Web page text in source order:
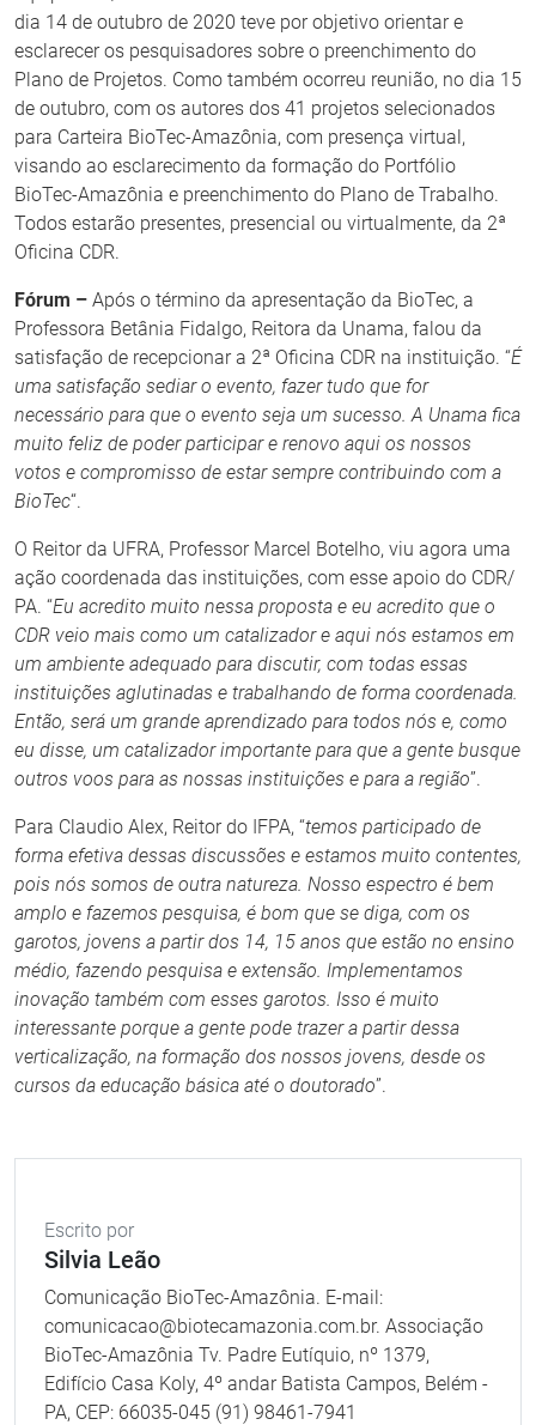
dia 14 de outubro de 2020 teve por objetivo orientar e
esclarecer os pesquisadores sobre o preenchimento do
Plano de Projetos. Como também ocorreu reunião, no dia 15
de outubro, com os autores dos 41 projetos selecionados
para Carteira BioTec-Amazônia, com presença virtual,
visando ao esclarecimento da formação do Portfólio
BioTec-Amazônia e preenchimento do Plano de Trabalho.
Todos estarão presentes, presencial ou virtualmente, da 2ª
Oficina CDR.
Fórum – Após o término da apresentação da BioTec, a
Professora Betânia Fidalgo, Reitora da Unama, falou da
satisfação de recepcionar a 2ª Oficina CDR na instituição. “É
uma satisfação sediar o evento, fazer tudo que for
necessário para que o evento seja um sucesso. A Unama fica
muito feliz de poder participar e renovo aqui os nossos
votos e compromisso de estar sempre contribuindo com a
BioTec“.
O Reitor da UFRA, Professor Marcel Botelho, viu agora uma
ação coordenada das instituições, com esse apoio do CDR/
PA. “Eu acredito muito nessa proposta e eu acredito que o
CDR veio mais como um catalizador e aqui nós estamos em
um ambiente adequado para discutir, com todas essas
instituições aglutinadas e trabalhando de forma coordenada.
Então, será um grande aprendizado para todos nós e, como
eu disse, um catalizador importante para que a gente busque
outros voos para as nossas instituições e para a região”.
Para Claudio Alex, Reitor do IFPA, “temos participado de
forma efetiva dessas discussões e estamos muito contentes,
pois nós somos de outra natureza. Nosso espectro é bem
amplo e fazemos pesquisa, é bom que se diga, com os
garotos, jovens a partir dos 14, 15 anos que estão no ensino
médio, fazendo pesquisa e extensão. Implementamos
inovação também com esses garotos. Isso é muito
interessante porque a gente pode trazer a partir dessa
verticalização, na formação dos nossos jovens, desde os
cursos da educação básica até o doutorado”.
Escrito por
Silvia Leão
Comunicação BioTec-Amazônia. E-mail:
comunicacao@biotecamazonia.com.br. Associação
BioTec-Amazônia Tv. Padre Eutíquio, nº 1379,
Edifício Casa Koly, 4º andar Batista Campos, Belém -
PA, CEP: 66035-045 (91) 98461-7941